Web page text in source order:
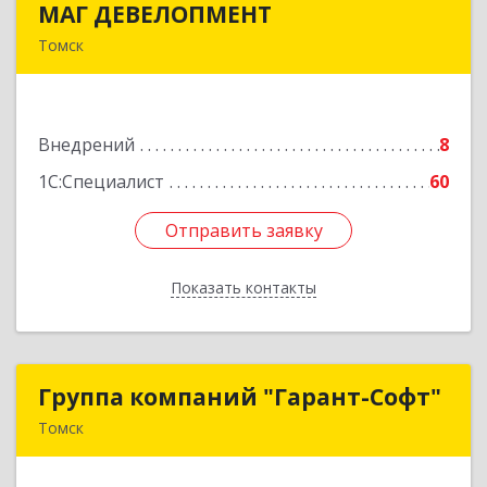
МАГ ДЕВЕЛОПМЕНТ
Томск
Внедрений
8
1С:Специалист
60
Отправить заявку
Показать контакты
МАГ ДЕВЕЛОПМЕНТ
Подробнее
Отправить заявку
Назад
Группа компаний "Гарант-Софт"
Томск
Группа компаний "Гарант-Софт"